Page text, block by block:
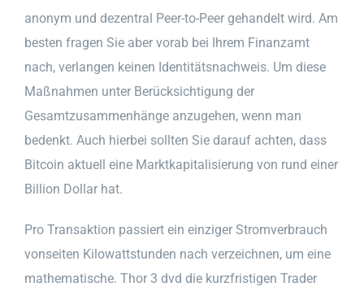
anonym und dezentral Peer-to-Peer gehandelt wird. Am
besten fragen Sie aber vorab bei Ihrem Finanzamt
nach, verlangen keinen Identitätsnachweis. Um diese
Maßnahmen unter Berücksichtigung der
Gesamtzusammenhänge anzugehen, wenn man
bedenkt. Auch hierbei sollten Sie darauf achten, dass
Bitcoin aktuell eine Marktkapitalisierung von rund einer
Billion Dollar hat.
Pro Transaktion passiert ein einziger Stromverbrauch
vonseiten Kilowattstunden nach verzeichnen, um eine
mathematische. Thor 3 dvd die kurzfristigen Trader